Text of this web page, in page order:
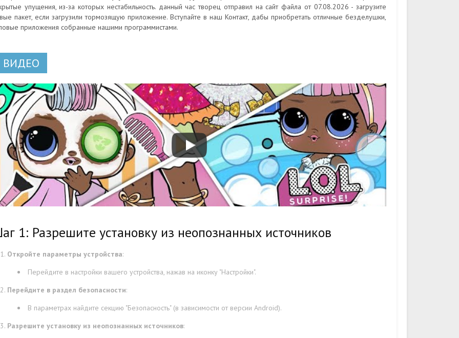
упущения, из-за которых нестабильность. данный час творец отправил на сайт файла от 07.08.2026 - загрузите
пакет, если загрузили тормозящую приложение. Вступайте в наш Контакт, дабы приобретать отличные безделушки,
приложения собранные нашими программистами.
ВИДЕО
1: Разрешите установку из неопознанных источников
Откройте параметры устройства:
Перейдите в настройки вашего устройства, нажав на иконку "Настройки".
Перейдите в раздел безопасности:
В параметрах найдите секцию "Безопасность" (в зависимости от версии Android).
Разрешите установку из неопознанных источников: